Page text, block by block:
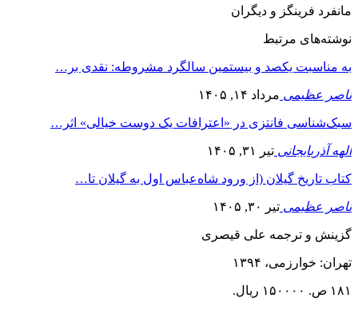
مانفرد فرینگز و دیگران
نوشته‌های مرتبط
به مناسبت یکصد و بیستمین سالگرد مشروطه: نقدی بر…
ناصر عظیمی مرداد ۱۴, ۱۴۰۵
سبک‌شناسی فانتزی در «اعترافات یک دوست خیالی» اثر…
الهه آذربایجانی تیر ۳۱, ۱۴۰۵
کتاب تاریخ گیلان (از ورود شاه‌عباس اول به گیلان تا…
ناصر عظیمی تیر ۳۰, ۱۴۰۵
گزینش و ترجمه علی قیصری
تهران: خوارزمی، ۱۳۹۴
۱۸۱ ص. ۱۵۰۰۰۰ ریال.